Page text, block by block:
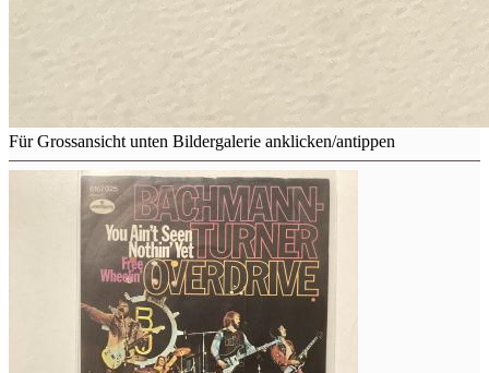
Für Grossansicht unten Bildergalerie anklicken/antippen